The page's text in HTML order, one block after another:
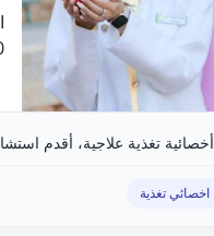
أخصائية تغذية علاجية، أقدم
اخصائي تغذية